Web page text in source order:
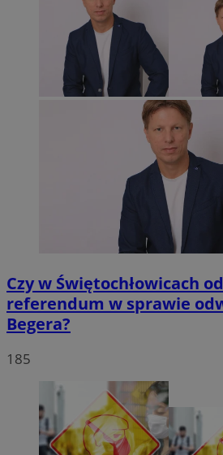
Czy w Świętochłowicach
referendum w sprawie
Begera?
185